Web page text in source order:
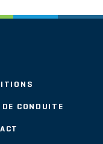
DE CONDUITE